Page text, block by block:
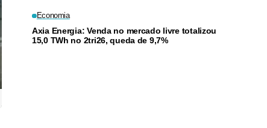
Economia
Axia Energia: Venda no mercado livre totalizou
15,0 TWh no 2tri26, queda de 9,7%